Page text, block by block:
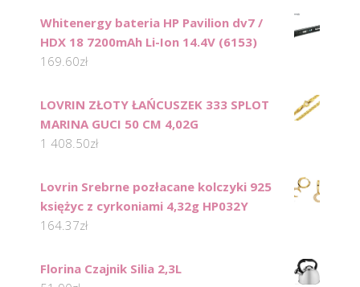
Whitenergy bateria HP Pavilion dv7 /
HDX 18 7200mAh Li-Ion 14.4V (6153)
169.60zł
LOVRIN ZŁOTY ŁAŃCUSZEK 333 SPLOT
MARINA GUCI 50 CM 4,02G
1 408.50zł
Lovrin Srebrne pozłacane kolczyki 925
księżyc z cyrkoniami 4,32g HP032Y
164.37zł
Florina Czajnik Silia 2,3L